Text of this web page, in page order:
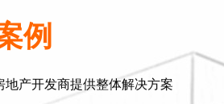
例
产开发商提供整体解决方案